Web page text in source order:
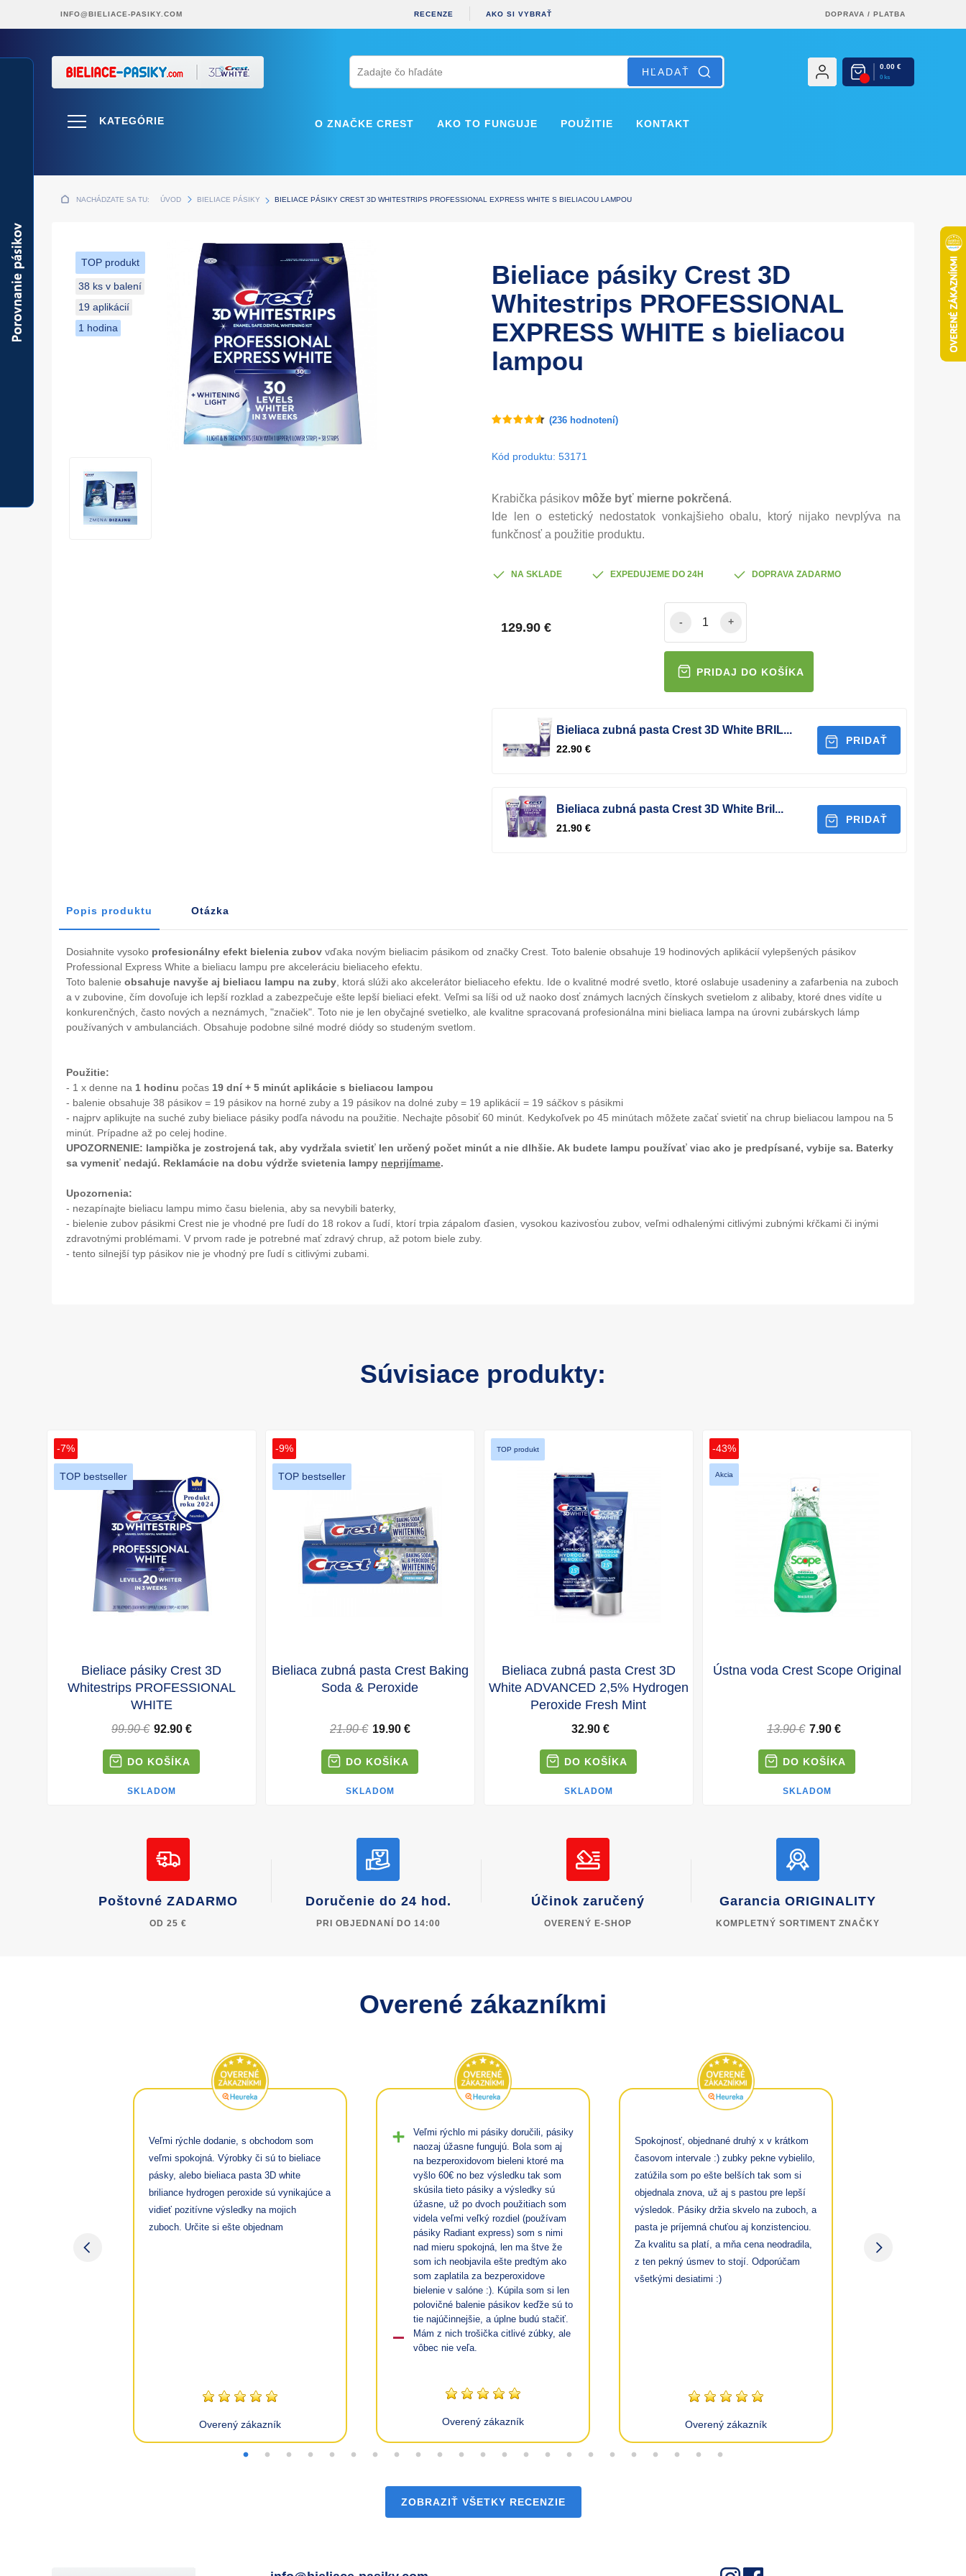
INFO@BIELIACE-PASIKY.COM RECENZE AKO SI VYBRAŤ DOPRAVA / PLATBA
0.00 €
0 ks
KATEGÓRIE O ZNAČKE CREST AKO TO FUNGUJE POUŽITIE KONTAKT
NACHÁDZATE SA TU: ÚVOD BIELIACE PÁSIKY BIELIACE PÁSIKY CREST 3D WHITESTRIPS PROFESSIONAL EXPRESS WHITE S BIELIACOU LAMPOU
TOP produkt
38 ks v balení
19 aplikácií
1 hodina
Bieliace pásiky Crest 3D
Whitestrips PROFESSIONAL
EXPRESS WHITE s bieliacou
lampou
(236 hodnotení)
Kód produktu: 53171
Krabička pásikov môže byť mierne pokrčená.
Ide len o estetický nedostatok vonkajšieho obalu, ktorý nijako nevplýva na
funkčnosť a použitie produktu.
NA SKLADE EXPEDUJEME DO 24H DOPRAVA ZADARMO
129.90 € - +
Bieliaca zubná pasta Crest 3D White BRIL...
22.90 €
PRIDAŤ
Bieliaca zubná pasta Crest 3D White Bril...
21.90 €
PRIDAŤ
Popis produktu Otázka
Dosiahnite vysoko profesionálny efekt bielenia zubov vďaka novým bieliacim pásikom od značky Crest. Toto balenie obsahuje 19 hodinových aplikácií vylepšených pásikov
Professional Express White a bieliacu lampu pre akceleráciu bieliaceho efektu.
Toto balenie obsahuje navyše aj bieliacu lampu na zuby , ktorá slúži ako akcelerátor bieliaceho efektu. Ide o kvalitné modré svetlo, ktoré oslabuje usadeniny a zafarbenia na zuboch
a v zubovine, čím dovoľuje ich lepší rozklad a zabezpečuje ešte lepší bieliaci efekt. Veľmi sa líši od už naoko dosť známych lacných čínskych svetielom z alibaby, ktoré dnes vidíte u
konkurenčných, často nových a neznámych, "značiek". Toto nie je len obyčajné svetielko, ale kvalitne spracovaná profesionálna mini bieliaca lampa na úrovni zubárskych lámp
používaných v ambulanciách. Obsahuje podobne silné modré diódy so studeným svetlom.
Použitie:
- 1 x denne na 1 hodinu počas 19 dní + 5 minút aplikácie s bieliacou lampou
- balenie obsahuje 38 pásikov = 19 pásikov na horné zuby a 19 pásikov na dolné zuby = 19 aplikácií = 19 sáčkov s pásikmi
- najprv aplikujte na suché zuby bieliace pásiky podľa návodu na použitie. Nechajte pôsobiť 60 minút. Kedykoľvek po 45 minútach môžete začať svietiť na chrup bieliacou lampou na 5
minút. Prípadne až po celej hodine.
UPOZORNENIE: lampička je zostrojená tak, aby vydržala svietiť len určený počet minút a nie dlhšie. Ak budete lampu používať viac ako je predpísané, vybije sa. Baterky
sa vymeniť nedajú. Reklamácie na dobu výdrže svietenia lampy neprijímame.
Upozornenia:
- nezapínajte bieliacu lampu mimo času bielenia, aby sa nevybili baterky,
- bielenie zubov pásikmi Crest nie je vhodné pre ľudí do 18 rokov a ľudí, ktorí trpia zápalom ďasien, vysokou kazivosťou zubov, veľmi odhalenými citlivými zubnými kŕčkami či inými
zdravotnými problémami. V prvom rade je potrebné mať zdravý chrup, až potom biele zuby.
- tento silnejší typ pásikov nie je vhodný pre ľudí s citlivými zubami.
Súvisiace produkty:
-7%
TOP bestseller
Bieliace pásiky Crest 3D
Whitestrips PROFESSIONAL
WHITE
99.90 € 92.90 €
SKLADOM
-9%
TOP bestseller
Bieliaca zubná pasta Crest Baking
Soda & Peroxide
21.90 € 19.90 €
SKLADOM
TOP produkt
Bieliaca zubná pasta Crest 3D
White ADVANCED 2,5% Hydrogen
Peroxide Fresh Mint
32.90 €
SKLADOM
-43%
Akcia
Ústna voda Crest Scope Original
13.90 € 7.90 €
SKLADOM
Poštovné ZADARMO
OD 25 €
Doručenie do 24 hod.
PRI OBJEDNANÍ DO 14:00
Účinok zaručený
OVERENÝ E-SHOP
Garancia ORIGINALITY
KOMPLETNÝ SORTIMENT ZNAČKY
Overené zákazníkmi
Veľmi rýchle dodanie, s obchodom som
veľmi spokojná. Výrobky či sú to bieliace
pásky, alebo bieliaca pasta 3D white
briliance hydrogen peroxide sú vynikajúce a
vidieť pozitívne výsledky na mojich
zuboch. Určite si ešte objednam
Overený zákazník
Veľmi rýchlo mi pásiky doručili, pásiky
naozaj úžasne fungujú. Bola som aj
na bezperoxidovom bieleni ktoré ma
vyšlo 60€ no bez výsledku tak som
skúsila tieto pásiky a výsledky sú
úžasne, už po dvoch použitiach som
videla veľmi veľký rozdiel (používam
pásiky Radiant express) som s nimi
nad mieru spokojná, len ma štve že
som ich neobjavila ešte predtým ako
som zaplatila za bezperoxidove
bielenie v salóne :). Kúpila som si len
polovičné balenie pásikov keďže sú to
tie najúčinnejšie, a úplne budú stačiť.
Mám z nich trošička citlivé zúbky, ale
vôbec nie veľa.
Overený zákazník
Spokojnosť, objednané druhý x v krátkom
časovom intervale :) zubky pekne vybielilo,
zatúžila som po ešte belších tak som si
objednala znova, už aj s pastou pre lepší
výsledok. Pásiky držia skvelo na zuboch, a
pasta je príjemná chuťou aj konzistenciou.
Za kvalitu sa platí, a mňa cena neodradila,
z ten pekný úsmev to stojí. Odporúčam
všetkými desiatimi :)
Overený zákazník
ZOBRAZIŤ VŠETKY RECENZIE